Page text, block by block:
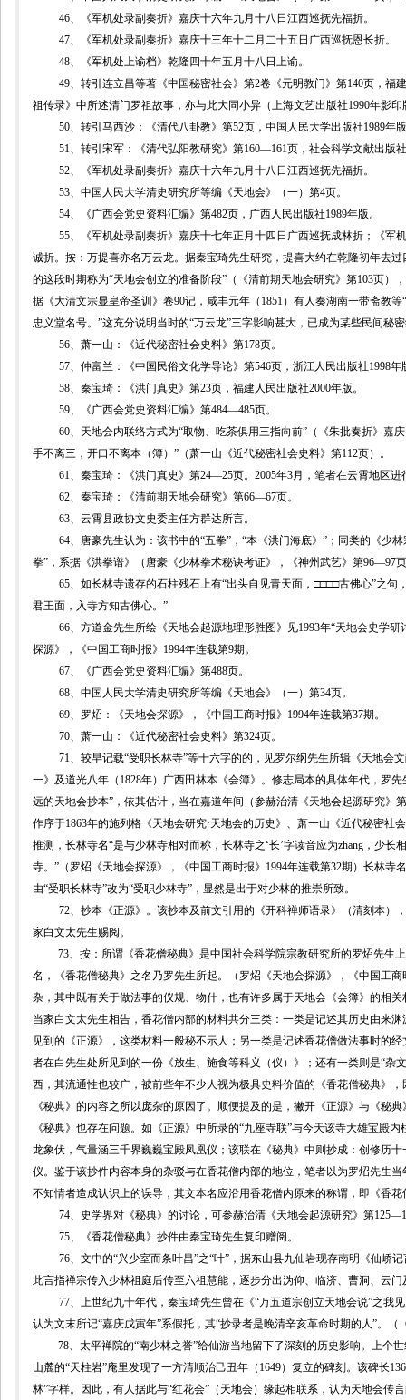
46、《军机处录副奏折》嘉庆十六年九月十八日江西巡抚先福折。
47、
《军机处录副奏折》嘉庆十三年十二月二十五日广西巡抚恩长折。
48、
《军机处上谕档》乾隆四十年五月十八日上谕。
49、转引连立昌等著《中国秘密社会》第2卷《元明教门》第140页，福
祖传录》中所述清门罗祖故事，亦与此大同小异（上海文艺出版社1990年影印
50、转引马西沙：《清代八卦教》第52页，中国人民大学出版社1989年
51、转引宋军：《清代弘阳教研究》第160—161页，社会科学文献出版社
52、《军机处录副奏折》嘉庆十六年九月十八日江西巡抚先福折。
53、中国人民大学清史研究所等编《天地会》（一）第4页。
54、《广西会党史资料汇编》第482页，广西人民出版社1989年版。
55、《军机处录副奏折》嘉庆十七年正月十四日广西巡抚成林折；《军
诚折。按：万提喜亦名万云龙。 据秦宝琦先生研究，提喜大约在乾隆初年去
的这段时期称为“天地会创立的准备阶段”（
《清前期天地会研究》第103页）
据《大清文宗显皇帝圣训》卷90记，咸丰元年（ 1851）有人奏湖南一带斋教
忠义堂名号。”这充分说明当时的“万云龙”三字影响甚大，已成为某些民间秘
56、 萧一山：《近代秘密社会史料》第178页。
57、仲富兰：《中国民俗文化学导论》第546页，浙江人民出版社1998年
58、秦宝琦：《洪门真史》第23页，福建人民出版社2000年版。
59、《广西会党史资料汇编》第484—485页。
60、天地会内联络方式为“取物、吃茶俱用三指向前”（《朱批奏折》嘉
手不离三，开口不离本（簿）”（萧一山《近代秘密社会史料》第112页）。
61、秦宝琦：《洪门真史》第24—25页。 2005年3月，笔者在云霄地区
62、秦宝琦：《清前期天地会研究》第66—67页。
63、云霄县政协文史委主任方群达所言。
64、唐豪先生认为：该书中的“五拳”，“本《洪门海底》”；同类的《少
拳”，系据《洪拳谱》（唐豪《少林拳术秘诀考证》，《神州武艺》第96—97
65、如长林寺遗存的石柱残石上有“出头自见青天面， □□□□古佛心”之句
君王面，入寺方知古佛心。”
66、方道金先生所绘《天地会起源地理形胜图》见1993年“天地会史学研
探源》，《中国工商时报》 1994年连载第9期。
67、《广西会党史资料汇编》第488页。
68、 中国人民大学清史研究所等编《天地会》（一）第34页。
69、罗炤：《天地会探源》，《中国工商时报》 1994年连载第37期。
70、 萧一山：《近代秘密社会史料》第324页。
71、较早记载“受职长林寺”等十六字的的，见罗尔纲先生所辑《天地会
一》及道光八年（ 1828年）广西田林本《会簿》。修志局本的具体年代，罗
远的天地会抄本”，依其估计，当在嘉道年间（参赫治清《天地会起源研究》第
作序于1863年的施列格《天地会研究·天地会的历史》、 萧一山《近代秘密社
推测，长林寺名“是与少林寺相对而称，长林寺之‘长’字读音应为zhang ，少长
寺。”（罗炤《天地会探源》，《中国工商时报》 1994年连载第32期）长林寺
由“受职长林寺”改为“受职少林寺”，显然是出于对少林的推崇所致。
72、抄本《正源》。该抄本及前文引用的 《开科禅师语录》（清刻本）
家白文太先生赐阅。
73、按：所谓《香花僧秘典》是中国社会科学院宗教研究所的罗炤先生
名，《香花僧秘典》之名乃罗先生所起。（罗炤《天地会探源》，《中国工商
杂，其中既有关于做法事的仪规、物什，也有许多属于天地会《会簿》的相
当家白文太先生相告，香花僧内部的材料共分三类：一类是记述其历史由来
见到的《正源》，这类材料一般秘不示人；另一类是记述香花僧做法事时的
者在白先生处所见到的一份《放生、施食等科义（仪）》；还有一类则是“杂
西，其流通性也较广，被前些年不少人视为极具史料价值的《香花僧秘典》
《秘典》的内容之所以庞杂的原因了。顺便提及的是，撇开《正源》与《秘
《秘典》也存在问题。如《正源》中所录的“九座寺联”与今天该寺大雄宝殿
龙象伏，气量涵三千界巍巍宝殿凤凰仪；该联在《秘典》中则抄成：创修历
仪。鉴于该抄件内容本身的杂驳与在香花僧内部的地位，笔者以为罗炤先生
不知情者造成认识上的误导，其文本名应沿用香花僧内原来的称谓，即《香
74、 史学界对《秘典》的讨论，可参赫治清《天地会起源研究》第125—
75、《香花僧秘典》抄件由秦宝琦先生复印赠阅。
76、文中的“兴少室而条叶昌”之“叶”，据东山县九仙岩现存南明《仙峤
此言指禅宗传入少林祖庭后传至六祖慧能，逐步分出沩仰、临济、曹洞、云门
77、上世纪九十年代，秦宝琦先生曾在《“万五道宗创立天地会说”之我
认为文末所记“嘉庆戊寅年”系假托，其“抄录者是晚清辛亥革命时期的人”。（
78、太平禅院的“南少林之誉”给仙游当地留下了深刻的历史影响。上个
山麓的“天柱岩”庵里发现了一方清顺治己丑年（ 1649）复立的碑刻。该碑长136
林”字样。因此，有人据此与“红花会”（天地会）缘起相联系，认为天地会传